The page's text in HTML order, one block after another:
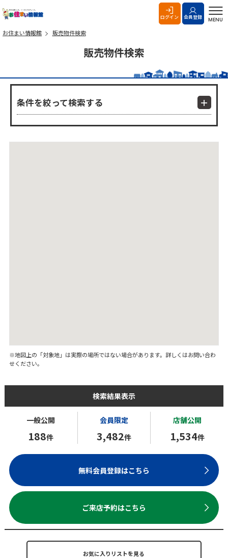
ログイン 会員登録 MENU
お住まい情報館 販売物件検索
販売物件検索
条件を絞って検索する
※地図上の「対象地」は実際の場所ではない場合があります。詳しくはお問い合わ
せください。
検索結果表示
一般公開
188件
会員限定
3,482件
店舗公開
1,534件
無料会員登録はこちら
ご来店予約はこちら
お気に入りリストを見る